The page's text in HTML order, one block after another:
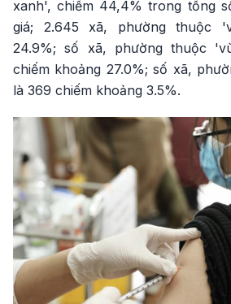
xanh', chiếm 44,4% trong tổng
giá; 2.645 xã, phường thuộc
24.9%; số xã, phường thuộc
chiếm khoảng 27.0%; số xã,
là 369 chiếm khoảng 3.5%.